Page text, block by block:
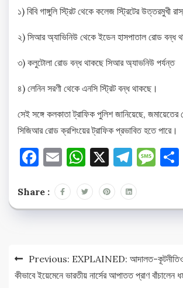
১) বিবি গাঙ্গুলি স্ট্রিট থেকে কলেজ স্ট্রিটের উত্তরমুখী
২) সিআর অ্যাভিনিউ থেকে ইডেন হাসপাতাল রোড বন্ধ
৩) কলুটোলা রোড বন্ধ থাকছে সিআর অ্যাভনিউ পর্যন্ত
৪) লেনিন সরণী থেকে এনসি স্ট্রিট বন্ধ থাকছে।
সেই সঙ্গে কলকাতা ট্রাফিক পুলিশ জানিয়েছে,
সিজিআর রোড ক্রশিংয়ের ট্রাফিক প্রভাবিত হতে পারে।
Facebook
EmailWhatsApp
X
Share :
Post
navigation
Previous: EXPLAINED: আদালত-কূটনীতিও
কীভাবে ইয়েমেনে ভারতীয় নার্সের আপাতত প্রাণ